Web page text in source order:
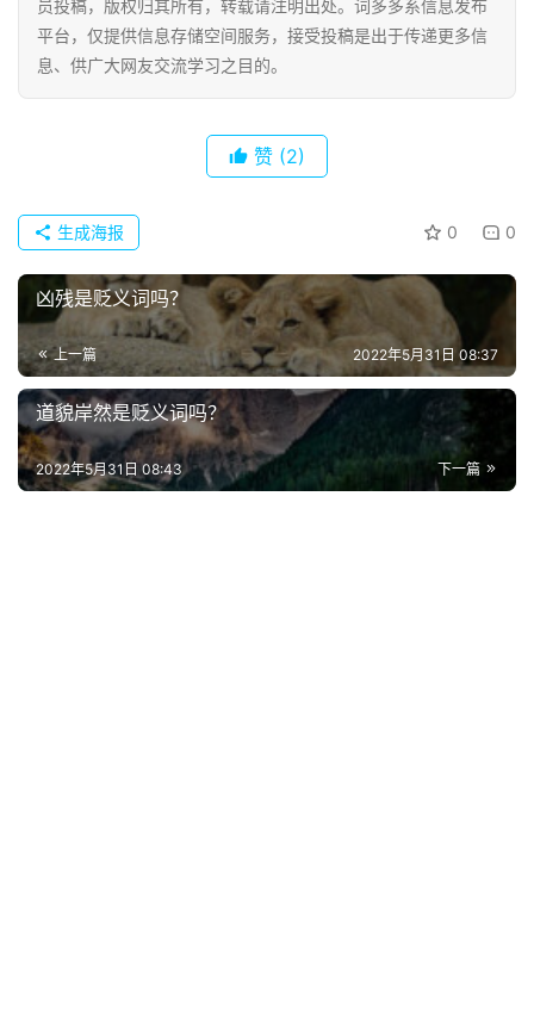
员投稿，版权归其所有，转载请注明出处。词多多系信息发布
平台，仅提供信息存储空间服务，接受投稿是出于传递更多信
息、供广大网友交流学习之目的。
赞 (2)
0 0
生成海报
凶残是贬义词吗？
上一篇 2022年5月31日 08:37
道貌岸然是贬义词吗？
下一篇
2022年5月31日 08:43